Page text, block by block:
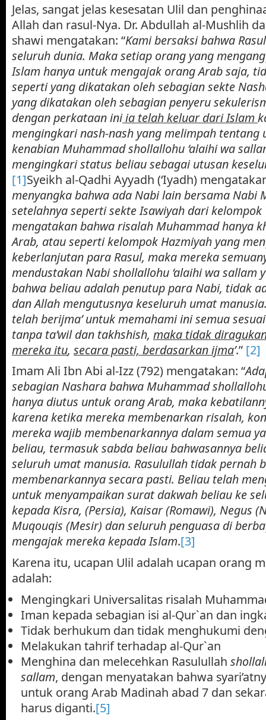
Jelas, sangat jelas kesesatan Ulil dan
Allah dan rasul-Nya. Dr. Abdullah al-Mushlih
shawi mengatakan: “Kami bersaksi bahwa
seluruh dunia. Maka setiap orang yang
Islam hanya untuk mengajak orang Arab saja,
seperti yang dikatakan oleh sebagian sekte
yang dikatakan oleh sebagian penyeru
dengan perkataan iniia telah keluar dari Islam
mengingkari nash-nash yang melimpah tentang
kenabian Muhammadshollallohu ‘alaihi wa
mengingkari status beliau sebagai utusan
[1]Syeikh al-Qadhi Ayyadh (‘Iyadh)
menyangka bahwa ada Nabi lain bersama Nabi
setelahnya seperti sekte Isawiyah dari kelompok
mengatakan bahwa risalah Muhammad hanya
Arab, atau seperti kelompok Hazmiyah yang
keberlanjutan para Rasul, maka mereka
mendustakan Nabishollallohu ‘alaihi wa sallam
bahwa beliau adalah penutup para Nabi, tidak
dan Allah mengutusnya keseluruh umat
telah berijma’ untuk memahami ini semua
tanpa ta’wil dan takhshish, maka tidak
mereka itu, secara pasti, berdasarkan ijma’.” [2]
Imam Ali Ibn Abi al-Izz (792) mengatakan: “
sebagian Nashara bahwa Muhammad
hanya diutus untuk orang Arab, maka
karena ketika mereka membenarkan risalah,
mereka wajib membenarkannya dalam semua
beliau, termasuk sabda beliau bahwasannya
seluruh umat manusia. Rasulullah tidak pernah
membenarkannya secara pasti. Beliau telah
untuk menyampaikan surat dakwah beliau ke
kepada Kisra, (Persia), Kaisar (Romawi), Negus
Muqouqis (Mesir) dan seluruh penguasa di
mengajak mereka kepada Islam.[3]
Karena itu, ucapan Ulil adalah ucapan orang
adalah:
Mengingkari Universalitas risalah
Iman kepada sebagian isi al-Qur`an dan
Tidak berhukum dan tidak menghukumi
Melakukan tahrif terhadap al-Qur`an
Menghina dan melecehkan Rasulullah
sallam, dengan menyatakan bahwa
untuk orang Arab Madinah abad 7 dan
harus diganti.[5]